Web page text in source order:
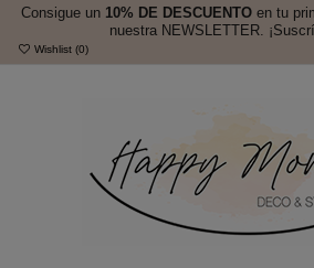
Consigue un 10% DE DESCUENTO en tu
nuestra NEWSLETTER.
Wishlist (0)